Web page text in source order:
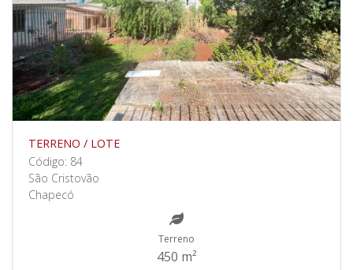
TERRENO / LOTE
Código: 84
São Cristovão
Chapecó
Terreno
450 m²